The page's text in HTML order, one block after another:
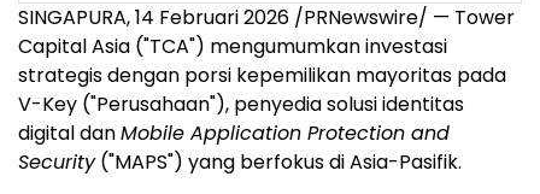
SINGAPURA, 14 Februari 2026 /PRNewswire/ — Tower
Capital Asia ("TCA") mengumumkan investasi
strategis dengan porsi kepemilikan mayoritas pada
V-Key ("Perusahaan"), penyedia solusi identitas
digital danMobile Application Protection and
Security("MAPS") yang berfokus di Asia-Pasifik.